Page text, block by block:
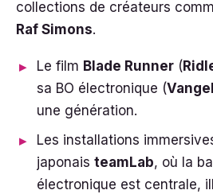
collections de créateurs
Raf Simons.
Le film Blade Runner (
sa BO électronique (
une génération.
Les installations
japonais teamLab, où la
électronique est centrale,